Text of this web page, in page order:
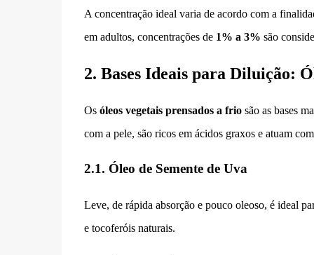
A concentração ideal varia de acordo com a
em adultos, concentrações de 1% a 3% são
2. Bases Ideais para Diluição:
Os óleos vegetais prensados a friosão as bases
com a pele, são ricos em ácidos graxos e atuam
2.1. Óleo de Semente de Uva
Leve, de rápida absorção e pouco oleoso, é ideal
e tocoferóis naturais.